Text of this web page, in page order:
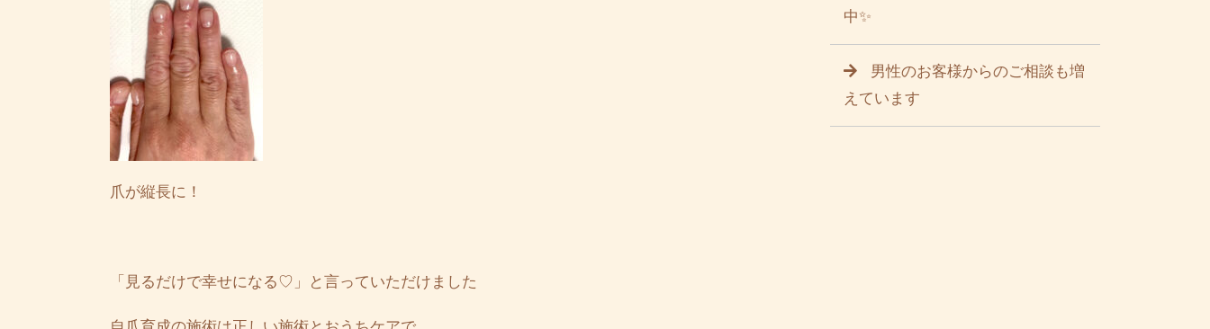
爪が縦長に！
「見るだけで幸せになる♡」と言っていただけました
中✨
男性のお客様からのご相談も増
えています